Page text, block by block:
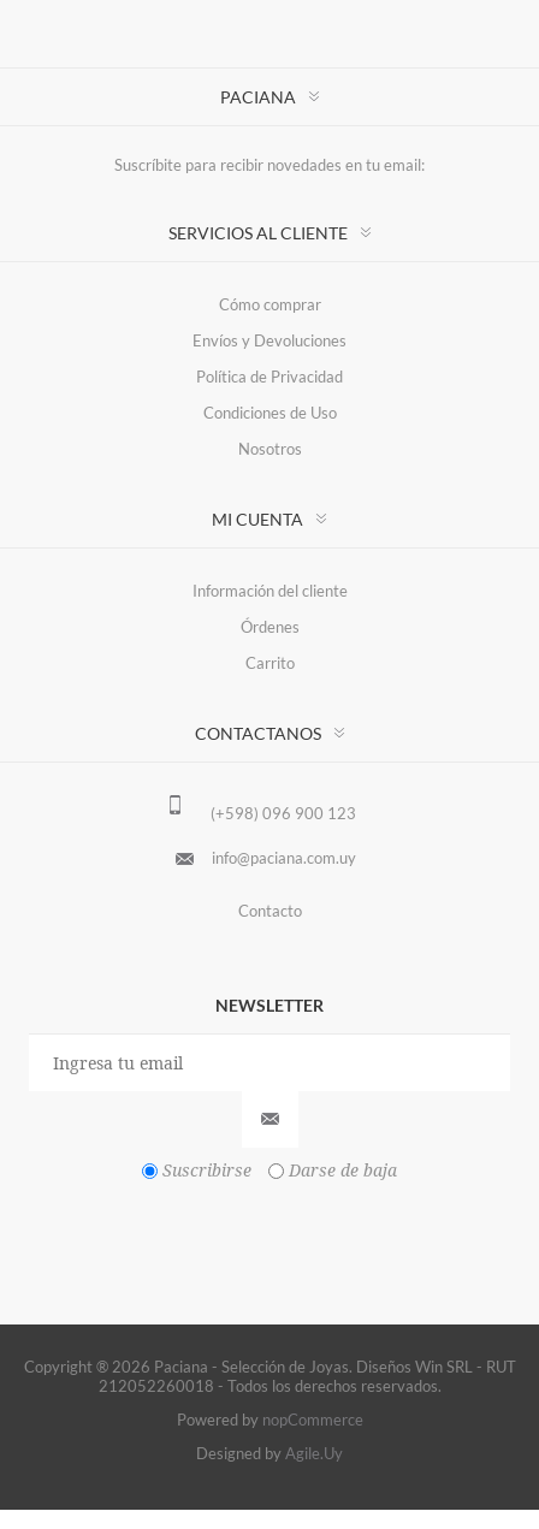
PACIANA
Suscríbite para recibir novedades en tu email:
SERVICIOS AL CLIENTE
Cómo comprar
Envíos y Devoluciones
Política de Privacidad
Condiciones de Uso
Nosotros
MI CUENTA
Información del cliente
Órdenes
Carrito
CONTACTANOS
(+598) 096 900 123
info@paciana.com.uy
Contacto
NEWSLETTER
Suscribirse Darse de baja
Copyright ® 2026 Paciana - Selección de Joyas. Diseños Win SRL - RUT
212052260018 - Todos los derechos reservados.
Powered by nopCommerce
Designed byAgile.Uy